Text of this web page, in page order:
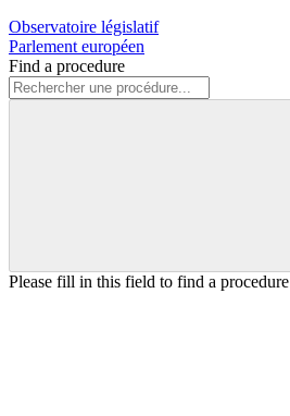
Observatoire législatif
Parlement européen
Find a procedure
Please fill in this field to find a procedure